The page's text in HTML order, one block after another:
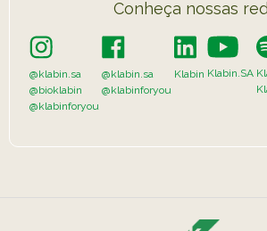
Conheça nossas
@klabin.sa
@bioklabin
@klabinforyou
@klabin.sa
@klabinforyou
Klabin Klabin.SA